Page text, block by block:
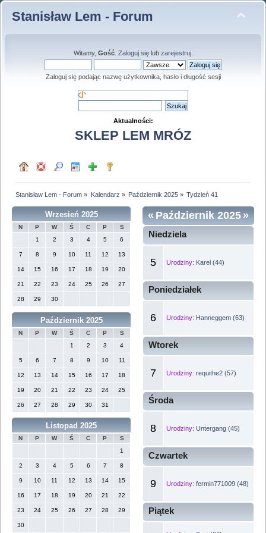
Stanisław Lem - Forum
Witamy, Gość. Zaloguj sięlub zarejestruj.
Zaloguj się podając nazwę użytkownika, hasło i długość sesji
Aktualności:
SKLEP LEM MRÓZ
Stanisław Lem - Forum » Kalendarz » Październik 2025» Tydzień 41
Wrzesień 2025
N P W Ś C P
S
1
2 3 4 5 6
7 8 9 10 11 12 13
14 15 16 17 18 19 20
21 22 23 24 25 26 27
28 29 30
Październik 2025
N P W Ś C P
S
1
2 3 4
5 6 7 8 9 10 11
12 13 14 15 16 17 18
19 20 21 22 23 24 25
26 27 28 29 30 31
Listopad 2025
N P W Ś C P
S
1
2 3 4 5 6 7 8
9 10 11 12 13 14 15
16 17 18 19 20 21 22
23 24 25 26 27 28 29
30
« »
Październik 2025
- Tydzień 41
Niedziela
5 Urodziny: Karel (44)
Poniedziałek
6 Urodziny: Hanneggem (63)
Wtorek
7 Urodziny: requithe2 (57)
Środa
8 Urodziny: Untergang (45)
Czwartek
9 Urodziny: fermin771009 (48)
Piątek